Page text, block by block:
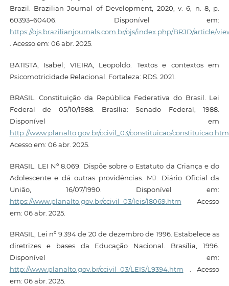
Brazil. Brazilian Journal of Development, 2020, v. 6, n. 8, p.
60393–60406. Disponível em:
https://ojs.brazilianjournals.com.br/ojs/index.php/BRJD/article/
. Acesso em: 06 abr. 2025.
BATISTA, Isabel; VIEIRA, Leopoldo. Textos e contextos em
Psicomotricidade Relacional. Fortaleza: RDS. 2021.
BRASIL. Constituição da República Federativa do Brasil. Lei
Federal de 05/10/1988. Brasília: Senado Federal, 1988.
Disponível em
http://www.planalto.gov.br/ccivil_03/constituicao/constituicao.htm
Acesso em: 06 abr. 2025.
BRASIL. LEI Nº 8.069. Dispõe sobre o Estatuto da Criança e do
Adolescente e dá outras providências. MJ. Diário Oficial da
União, 16/07/1990. Disponível em:
https://www.planalto.gov.br/ccivil_03/leis/l8069.htm Acesso
em: 06 abr. 2025.
BRASIL, Lei nº 9.394 de 20 de dezembro de 1996. Estabelece as
diretrizes e bases da Educação Nacional. Brasília, 1996.
Disponível em:
http://www.planalto.gov.br/ccivil_03/LEIS/L9394.htm . Acesso
em: 06 abr. 2025.